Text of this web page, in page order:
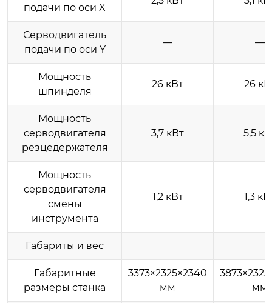
подачи по оси X
Серводвигатель
подачи по оси Y
— —
Мощность
шпинделя
26 кВт 26
Мощность
серводвигателя
резцедержателя
3,7 кВт 5,5
Мощность
серводвигателя
смены
инструмента
1,2 кВт 1,3
Габариты и вес
Габаритные
размеры станка
3373×2325×2340
мм
мм